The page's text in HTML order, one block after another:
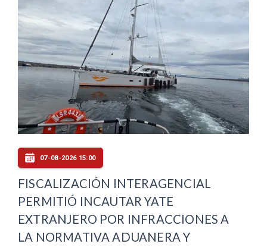
07-08-2026 15:00
FISCALIZACIÓN INTERAGENCIAL
PERMITIÓ INCAUTAR YATE
EXTRANJERO POR INFRACCIONES A
LA NORMATIVA ADUANERA Y